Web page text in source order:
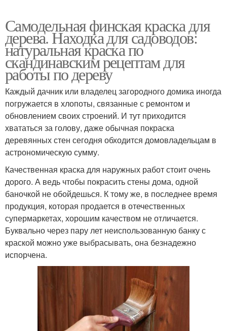
Самодельная финская краска для
дерева. Находка для садоводов:
натуральная краска по
скандинавским рецептам для
работы по дереву
Каждый дачник или владелец загородного домика иногда
погружается в хлопоты, связанные с ремонтом и
обновлением своих строений. И тут приходится
хвататься за голову, даже обычная покраска
деревянных стен сегодня обходится домовладельцам в
астрономическую сумму.
Качественная краска для наружных работ стоит очень
дорого. А ведь чтобы покрасить стены дома, одной
баночкой не обойдешься. К тому же, в последнее время
продукция, которая продается в отечественных
супермаркетах, хорошим качеством не отличается.
Буквально через пару лет неиспользованную банку с
краской можно уже выбрасывать, она безнадежно
испорчена.